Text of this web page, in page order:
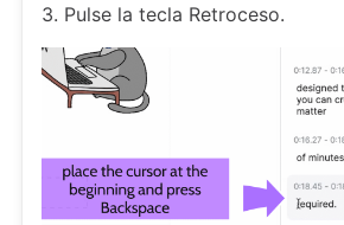
3. Pulse la tecla Retroceso.